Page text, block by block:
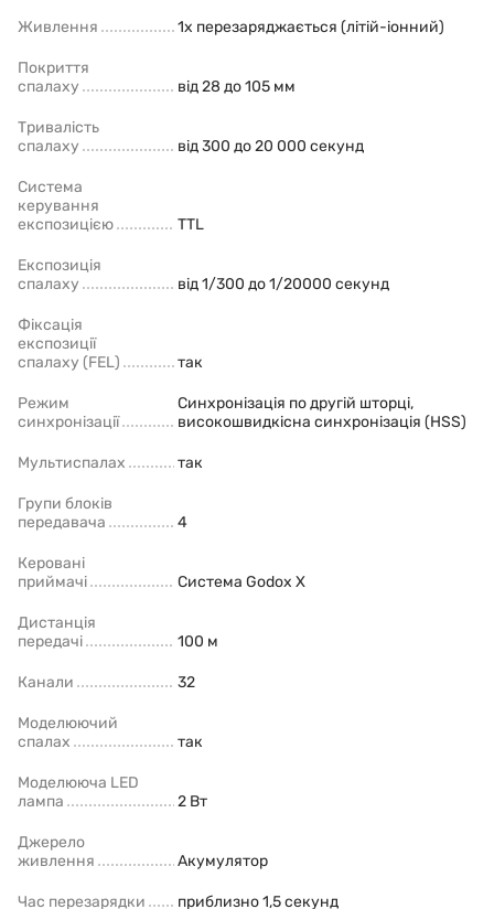
Живлення 1x перезаряджається (літій-іонний)
Покриття
спалаху
від 28 до 105 мм
Тривалість
спалаху
від 300 до 20 000 секунд
Система
керування
експозицією
TTL
Експозиція
спалаху
від 1/300 до 1/20000 секунд
Фіксація
експозиції
спалаху (FEL)
так
Режим
синхронізації
Синхронізація по другій шторці,
високошвидкісна синхронізація (HSS)
Мультиспалах так
Групи блоків
передавача
4
Керовані
приймачі
Система Godox X
Дистанція
передачі
100 м
Канали 32
Моделюючий
спалах
так
Моделююча LED
лампа
2 Вт
Джерело
живлення
Акумулятор
Час перезарядки приблизно 1,5 секунд